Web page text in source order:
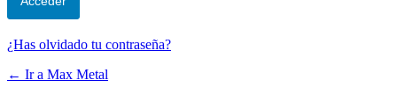
¿Has olvidado tu contraseña?
← Ir a Max Metal